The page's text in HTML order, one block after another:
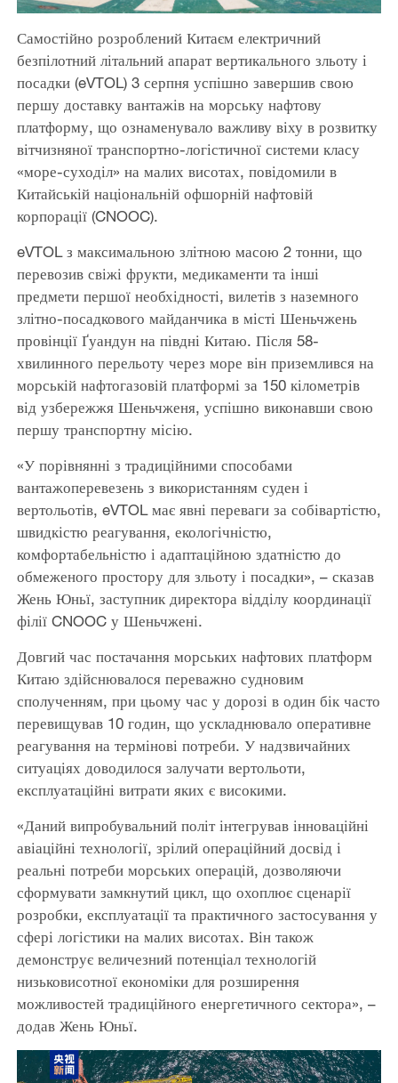
Самостійно розроблений Китаєм електричний
безпілотний літальний апарат вертикального зльоту і
посадки (eVTOL) 3 серпня успішно завершив свою
першу доставку вантажів на морську нафтову
платформу, що ознаменувало важливу віху в розвитку
вітчизняної транспортно-логістичної системи класу
«море-суходіл» на малих висотах, повідомили в
Китайській національній офшорній нафтовій
корпорації (CNOOC).
eVTOL з максимальною злітною масою 2 тонни, що
перевозив свіжі фрукти, медикаменти та інші
предмети першої необхідності, вилетів з наземного
злітно-посадкового майданчика в місті Шеньчжень
провінції Ґуандун на півдні Китаю. Після 58-
хвилинного перельоту через море він приземлився на
морській нафтогазовій платформі за 150 кілометрів
від узбережжя Шеньчженя, успішно виконавши свою
першу транспортну місію.
«У порівнянні з традиційними способами
вантажоперевезень з використанням суден і
вертольотів, eVTOL має явні переваги за собівартістю,
швидкістю реагування, екологічністю,
комфортабельністю і адаптаційною здатністю до
обмеженого простору для зльоту і посадки», – сказав
Жень Юньї, заступник директора відділу координації
філії CNOOC у Шеньчжені.
Довгий час постачання морських нафтових платформ
Китаю здійснювалося переважно судновим
сполученням, при цьому час у дорозі в один бік часто
перевищував 10 годин, що ускладнювало оперативне
реагування на термінові потреби. У надзвичайних
ситуаціях доводилося залучати вертольоти,
експлуатаційні витрати яких є високими.
«Даний випробувальний політ інтегрував інноваційні
авіаційні технології, зрілий операційний досвід і
реальні потреби морських операцій, дозволяючи
сформувати замкнутий цикл, що охоплює сценарії
розробки, експлуатації та практичного застосування у
сфері логістики на малих висотах. Він також
демонструє величезний потенціал технологій
низьковисотної економіки для розширення
можливостей традиційного енергетичного сектора», –
додав Жень Юньї.